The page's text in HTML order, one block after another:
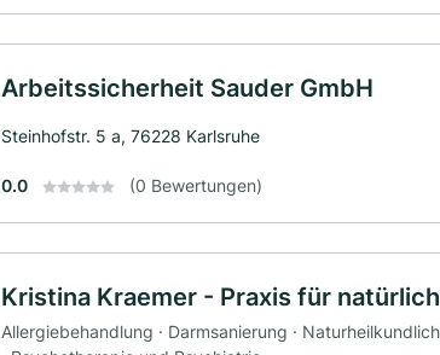
Arbeitssicherheit Sauder GmbH
Steinhofstr. 5 a, 76228 Karlsruhe
0.0 (0 Bewertungen)
Kristina Kraemer - Praxis für
Allergiebehandlung · Darmsanierung ·